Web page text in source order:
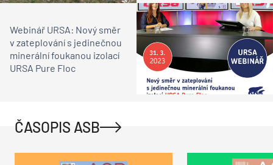
Webinář URSA: Nový směr
v zateplování s jedinečnou
minerální foukanou izolací
URSA Pure Floc
ČASOPIS ASB